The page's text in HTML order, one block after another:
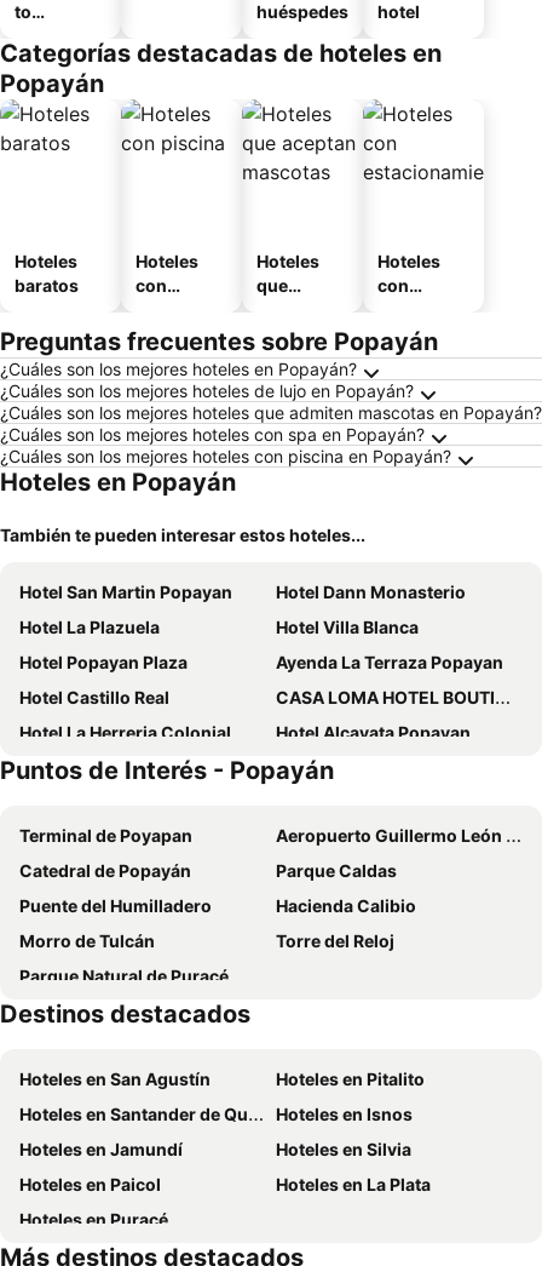
to
o
huéspedes
hotel
Categorías destacadas de hoteles en
Popayán
Hoteles
baratos
Hoteles
con
Hoteles
que
mascotas
Hoteles
con
miento
Preguntas frecuentes sobre Popayán
¿Cuáles son los mejores hoteles en Popayán?
¿Cuáles son los mejores hoteles de lujo en Popayán?
¿Cuáles son los mejores hoteles que admiten mascotas en Popayán?
¿Cuáles son los mejores hoteles con spa en Popayán?
¿Cuáles son los mejores hoteles con piscina en Popayán?
Hoteles en Popayán
También te pueden interesar estos hoteles...
Hotel San Martin Popayan
Hotel Dann Monasterio
Hotel La Plazuela
Hotel Villa Blanca
Hotel Popayan Plaza
Ayenda La Terraza Popayan
Hotel Castillo Real
CASA LOMA HOTEL BOUTIQUE & TERRAZA GASTRO
Hotel La Herreria Colonial
Hotel Alcayata Popayan
Hotel Casa Real 2
Hotel Lili Popayán - Sede 2
Hotel Santa Maria
Hotel Los Portales Inn
San Jeronimo
Hotel Don Blas
M A Hotel
Hotel Monarka-Edificio
Hotel Linaje Popayán
Hotel Valle de Pubenza
Gran Hotel Coral
Hotel Santa Marta Centro Histórico
Hotel y Restaurante Colonial Popayan
Hotel Hacienda Supracafe
Hotel Lili - Popayán
Hotel Casa del Abuelo
Hotel Fuente Real Popayán
HOTEL ACHALAY
HOTEL TORRE REAL
Hotel Cristal Plaza
Agroparque Las Villas
Hoteleria Cuervo P
Campobello
Puntos de Interés - Popayán
Terminal de Poyapan
Aeropuerto Guillermo León Valencia
Catedral de Popayán
Parque Caldas
Puente del Humilladero
Hacienda Calibio
Morro de Tulcán
Torre del Reloj
Parque Natural de Puracé
Destinos destacados
Hoteles en San Agustín
Hoteles en Pitalito
Hoteles en Santander de Quilichao
Hoteles en Isnos
Hoteles en Jamundí
Hoteles en Silvia
Hoteles en Paicol
Hoteles en La Plata
Hoteles en Puracé
Más destinos destacados